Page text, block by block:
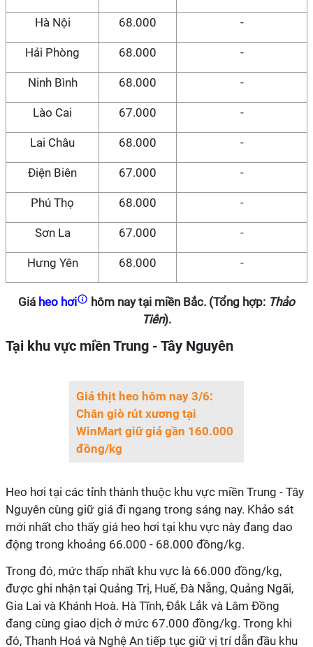
Hà Nội 68.000 -
Hải Phòng 68.000 -
Ninh Bình 68.000 -
Lào Cai 67.000 -
Lai Châu 68.000 -
Điện Biên 67.000 -
Phú Thọ 68.000 -
Sơn La 67.000 -
Hưng Yên 68.000 -
Giá heo hơi hôm nay tại miền Bắc. (Tổng hợp: Thảo
Tiên).
Tại khu vực miền Trung - Tây Nguyên
Giá thịt heo hôm nay 3/6:
Chân giò rút xương tại
WinMart giữ giá gần 160.000
đồng/kg
Heo hơi tại các tỉnh thành thuộc khu vực miền Trung - Tây
Nguyên cùng giữ giá đi ngang trong sáng nay. Khảo sát
mới nhất cho thấy giá heo hơi tại khu vực này đang dao
động trong khoảng 66.000 - 68.000 đồng/kg.
Trong đó, mức thấp nhất khu vực là 66.000 đồng/kg,
được ghi nhận tại Quảng Trị, Huế, Đà Nẵng, Quảng Ngãi,
Gia Lai và Khánh Hoà. Hà Tĩnh, Đắk Lắk và Lâm Đồng
đang cùng giao dịch ở mức 67.000 đồng/kg. Trong khi
đó, Thanh Hoá và Nghệ An tiếp tục giữ vị trí dẫn đầu khu